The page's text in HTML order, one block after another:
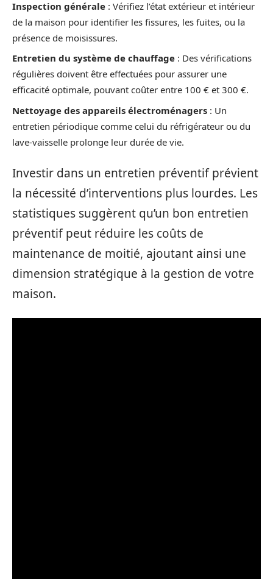
Inspection générale : Vérifiez l’état extérieur et intérieur
de la maison pour identifier les fissures, les fuites, ou la
présence de moisissures.
Entretien du système de chauffage : Des vérifications
régulières doivent être effectuées pour assurer une
efficacité optimale, pouvant coûter entre 100 € et 300 €.
Nettoyage des appareils électroménagers : Un
entretien périodique comme celui du réfrigérateur ou du
lave-vaisselle prolonge leur durée de vie.
Investir dans un entretien préventif prévient
la nécessité d’interventions plus lourdes. Les
statistiques suggèrent qu’un bon entretien
préventif peut réduire les coûts de
maintenance de moitié, ajoutant ainsi une
dimension stratégique à la gestion de votre
maison.